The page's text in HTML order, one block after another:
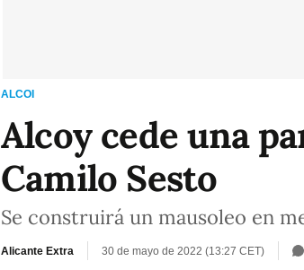
ALCOI
Alcoy cede una
Camilo Sesto
Se construirá un mausoleo en
Alicante Extra 30 de mayo de 2022 (13:27 CET)